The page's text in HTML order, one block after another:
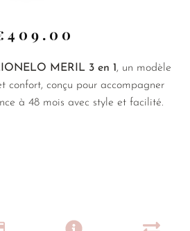
409.00
MERIL 3 en 1 , un modèle
confort, conçu pour accompagner
à 48 mois avec style et facilité.